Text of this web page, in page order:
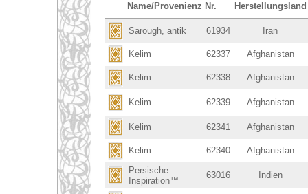
Name/Provenienz Nr. Herstellungsland
Sarough, antik 61934 Iran
Kelim 62337 Afghanistan
Kelim 62338 Afghanistan
Kelim 62339 Afghanistan
Kelim 62341 Afghanistan
Kelim 62340
Afghanistan
Persische
Inspiration™
63016 Indien